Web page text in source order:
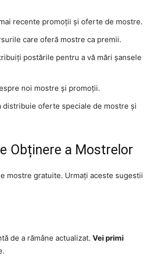
recente promoții și oferte de mostre.
care oferă mostre ca premii.
postările pentru a vă mări șansele
noi mostre și promoții.
distribuie oferte speciale de mostre și
Obținere a Mostrelor
mostre gratuite. Urmați aceste sugestii
de a rămâne actualizat. Vei primi